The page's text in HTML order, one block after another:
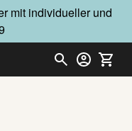
mit individueller und